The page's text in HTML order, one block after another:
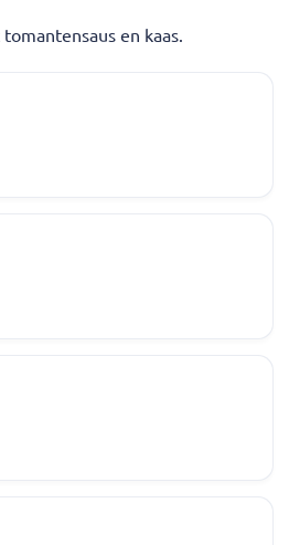
en kaas.